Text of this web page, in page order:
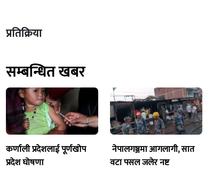
प्रतिक्रिया
सम्बन्धित खबर
कर्णाली प्रदेशलाई पूर्णखोप
प्रदेश घोषणा
नेपालगञ्जमा आगलागी, सात
वटा पसल जलेर नष्ट